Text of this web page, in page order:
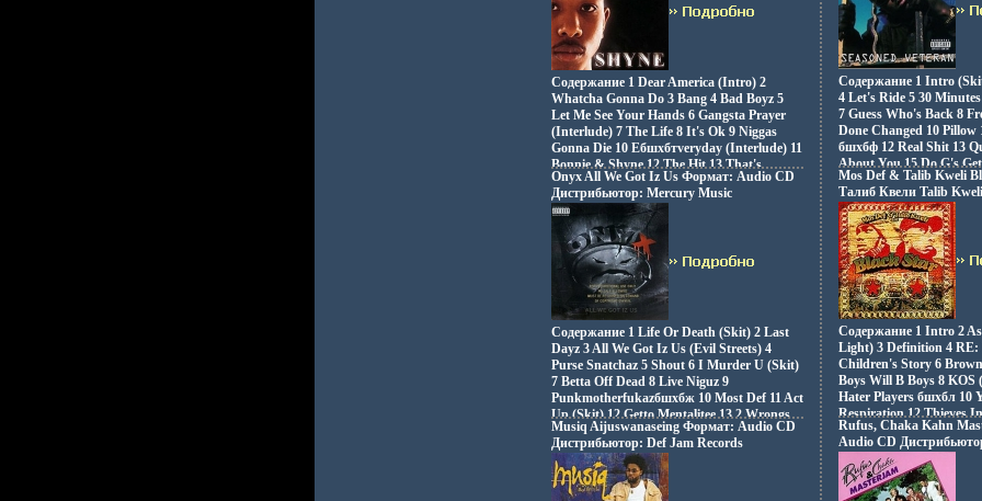
Содержание 1 Dear America (Intro) 2
Whatcha Gonna Do 3 Bang 4 Bad Boyz 5
Let Me See Your Hands 6 Gangsta Prayer
(Interlude) 7 The Life 8 It's Ok 9 Niggas
Gonna Die 10 Eбшхбтveryday (Interlude) 11
Bonnie & Shyne 12 The Hit 13 That's
Gangsta 14 Spend Some Cheese 15 Get Out
16 Commission Исполнитель Shyne.
Onyx All We Got Iz Us Формат: Audio CD
Дистрибьютор: Mercury Music
Лицензионные товары Характеристики
аудионосителей 2006 г Альбом:
Импортное издание инфо 5108z.
Содержание 1 Life Or Death (Skit) 2 Last
Dayz 3 All We Got Iz Us (Evil Streets) 4
Purse Snatchaz 5 Shout 6 I Murder U (Skit)
7 Betta Off Dead 8 Live Niguz 9
Punkmotherfukazбшхбж 10 Most Def 11 Act
Up (Skit) 12 Getto Mentalitee 13 2 Wrongs
14 Maintain (Skit) 15 Walk In New York
Исполнитель Onyx Яннив Голдфарб.
Musiq Aijuswanaseing Формат: Audio CD
Дистрибьютор: Def Jam Records
Лицензионные товары Характеристики
аудионосителей 2006 г Альбом:
Импортное издание инфо 5110z.
Содержание 1 Intro
4 Let's Ride 5 30
7 Guess Who's Back 8
Done Changed 10 Pillow
бшхбф 12 Real Shit 13
About You 15 Do G's
16 Touch Myself (Remix)
Richie Rich.
Mos Def & Talib Kweli
Талиб Квели Talib
Содержание 1 Intro 2
Light) 3 Definition 4 RE:
Children's Story 6
Boys Will B Boys 8 KOS
Hater Players бшхбл 10
Respiration 12 Thieves
Twice Inna Lifetime
Mos Def Талиб Квели
Rufus, Chaka Kahn
Audio CD
Inc Лицензионные
Характеристики
Альбом: Импортное